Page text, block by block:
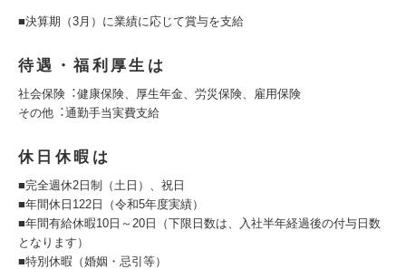
■決算期（3月）に業績に応じて賞与を支給
待遇・福利厚生は
社会保険︓健康保険、厚⽣年⾦、労災保険、雇⽤保険
その他︓通勤⼿当実費⽀給
休日休暇は
■完全週休2⽇制（土日）、祝日
■年間休⽇122⽇（令和5年度実績）
■年間有給休暇10⽇～20⽇（下限⽇数は、⼊社半年経過後の付与⽇数
となります）
■特別休暇（婚姻・忌引等）